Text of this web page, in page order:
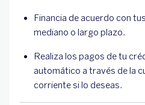
Financia de acuerdo con
mediano o largo plazo.
Realiza los pagos de tu
automático a través de la
corriente si lo deseas.